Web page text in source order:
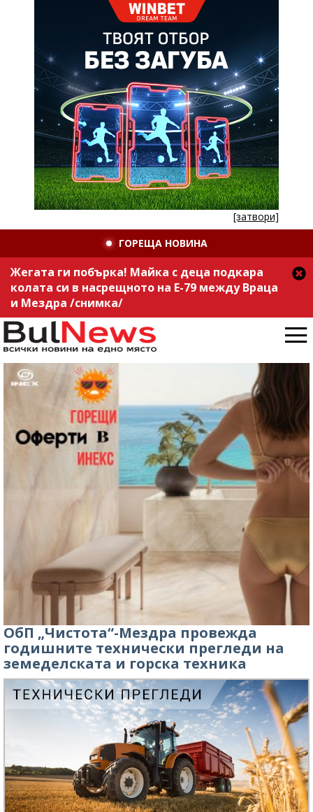
[затвори]
ГОРЕЩА НОВИНА
Жегата ги побърка! Майка с деца подкара
колата си в насрещното на Е-79 между Враца
и Мездра /снимка/
ОбП „Чистота“-Мездра провежда
годишните технически прегледи на
земеделската и горска техника